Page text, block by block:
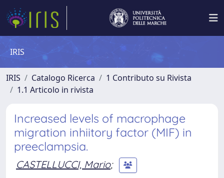
IRIS
IRIS Catalogo Ricerca
1 Contributo su Rivista
1.1 Articolo in rivista
Increased levels of macrophage
migration inhiitory factor (MIF) in
preeclampsia.
CASTELLUCCI, Mario;